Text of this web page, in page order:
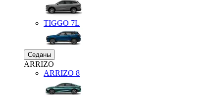
TIGGO 7L
Седаны
ARRIZO
ARRIZO 8